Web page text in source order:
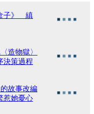
子》 縝
造物獄〉
策過程
故事改編
她憂心